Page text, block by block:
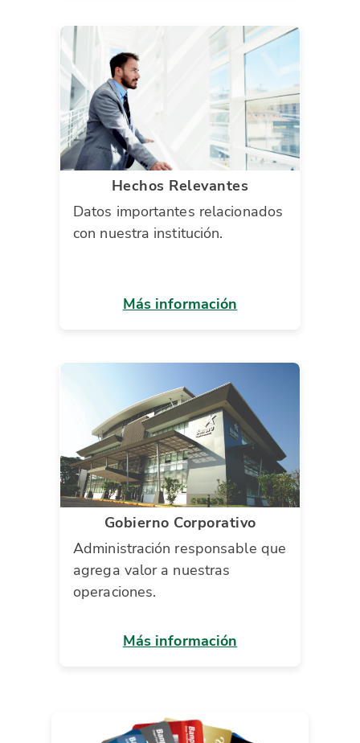
Hechos Relevantes
Datos importantes relacionados
con nuestra institución.
Más información
Gobierno Corporativo
Administración responsable que
agrega valor a nuestras
operaciones.
Más información